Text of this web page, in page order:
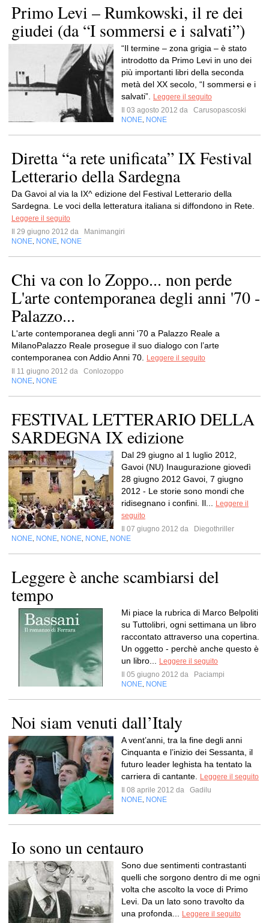
Primo Levi – Rumkowski, il re dei
giudei (da “I sommersi e i salvati”)
“Il termine – zona grigia – è stato
introdotto da Primo Levi in uno dei
più importanti libri della seconda
metà del XX secolo, “I sommersi e i
salvati”.
Leggere il seguito
Il 03 agosto 2012 da
Carusopascoski
NONE NONE
Diretta “a rete unificata” IX Festival
Letterario della Sardegna
Da Gavoi al via la IX^ edizione del Festival Letterario della
Sardegna. Le voci della letteratura italiana si diffondono in Rete.
Leggere il seguito
Il 29 giugno 2012 da
Manimangiri
NONE NONE NONE
Chi va con lo Zoppo... non perde
L'arte contemporanea degli anni '70 -
Palazzo...
L'arte contemporanea degli anni '70 a Palazzo Reale a
MilanoPalazzo Reale prosegue il suo dialogo con l’arte
contemporanea con Addio Anni 70.
Leggere il seguito
Il 11 giugno 2012 da
Conlozoppo
NONE NONE
FESTIVAL LETTERARIO DELLA
SARDEGNA IX edizione
Dal 29 giugno al 1 luglio 2012,
Gavoi (NU) Inaugurazione giovedì
28 giugno 2012 Gavoi, 7 giugno
2012 - Le storie sono mondi che
ridisegnano i confini. Il...
Leggere il
seguito
Il 07 giugno 2012 da
Diegothriller
NONE NONE NONE NONE NONE
Leggere è anche scambiarsi del
tempo
Mi piace la rubrica di Marco Belpoliti
su Tuttolibri, ogni settimana un libro
raccontato attraverso una copertina.
Un oggetto - perchè anche questo è
un libro...
Leggere il seguito
Il 05 giugno 2012 da
Paciampi
NONE NONE
Noi siam venuti dall’Italy
A vent’anni, tra la fine degli anni
Cinquanta e l’inizio dei Sessanta, il
futuro leader leghista ha tentato la
carriera di cantante.
Leggere il seguito
Il 08 aprile 2012 da
Gadilu
NONE NONE
Io sono un centauro
Sono due sentimenti contrastanti
quelli che sorgono dentro di me ogni
volta che ascolto la voce di Primo
Levi. Da un lato sono travolto da
una profonda...
Leggere il seguito